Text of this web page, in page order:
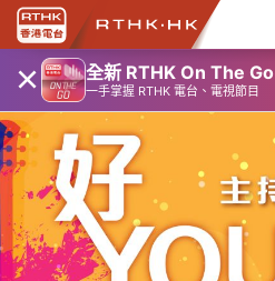
× 全新 RTHK On The Go
一手掌握 RTHK 電台、電視節目